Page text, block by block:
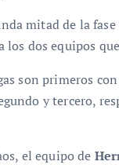
mitad de la
los dos equipos
son primeros
y tercero,
el equipo de